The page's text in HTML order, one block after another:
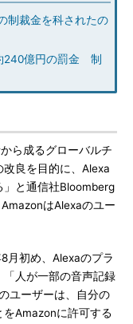
制裁金を科されたの
240億円の罰金 制
ら成るグローバルチ
良を目的に、Alexa
」と通信社Bloomberg
はAlexaのユー
月初め、Alexaのプラ
人が一部の音声記録
ユーザーは、自分の
Amazonに許可する